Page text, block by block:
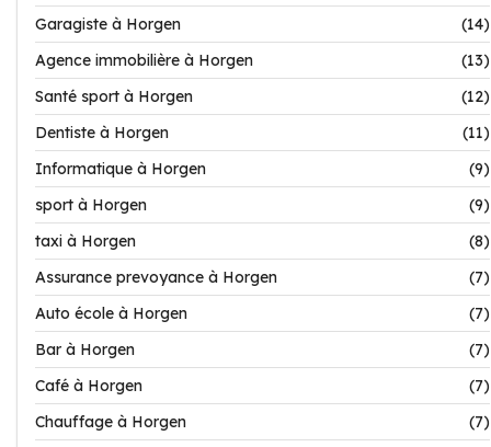
Garagiste à Horgen
(14)
Agence immobilière à Horgen
(13)
Santé sport à Horgen
(12)
Dentiste à Horgen
(11)
Informatique à Horgen
(9)
sport à Horgen
(9)
taxi à Horgen
(8)
Assurance prevoyance à Horgen
(7)
Auto école à Horgen
(7)
Bar à Horgen
(7)
Café à Horgen
(7)
Chauffage à Horgen
(7)